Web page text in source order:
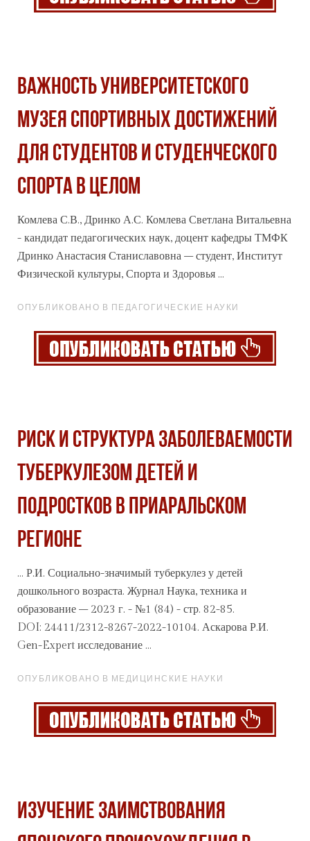
ВАЖНОСТЬ УНИВЕРСИТЕТСКОГО
МУЗЕЯ СПОРТИВНЫХ ДОСТИЖЕНИЙ
ДЛЯ СТУДЕНТОВ И СТУДЕНЧЕСКОГО
СПОРТА В ЦЕЛОМ
Комлева С.В., Дринко А.С. Комлева Светлана Витальевна
- кандидат педагогических наук, доцент кафедры ТМФК
Дринко Анастасия Станиславовна – студент, Институт
Физической культуры, Спорта и Здоровья ...
ОПУБЛИКОВАНО В ПЕДАГОГИЧЕСКИЕ НАУКИ
РИСК И СТРУКТУРА ЗАБОЛЕВАЕМОСТИ
ТУБЕРКУЛЕЗОМ ДЕТЕЙ И
ПОДРОСТКОВ В ПРИАРАЛЬСКОМ
РЕГИОНЕ
... Р.И. Социально-значимый туберкулез у детей
дошкольного возраста. Журнал Наука, техника и
образование – 2023 г. - №1 (84) - стр. 82-85.
DOI: 24411/2312-8267-2022-10104. Аскарова Р.И.
Gеn-Expert исследование ...
ОПУБЛИКОВАНО В МЕДИЦИНСКИЕ НАУКИ
ИЗУЧЕНИЕ ЗАИМСТВОВАНИЯ